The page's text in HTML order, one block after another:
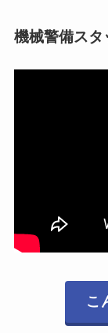
機械警備スタ
こ